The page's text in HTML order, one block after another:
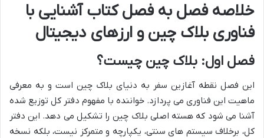
خلاصه فصل به فصل کتاب آشنایی با
فناوری بلاک چین و ارزهای دیجیتال
فصل اول: بلاک چین چیست؟
این فصل نقطه آغازین سفر به دنیای بلاک چین است و به معرفی
ماهیت این فناوری می پردازد. خواننده با مفهوم دفتر کل توزیع شده
آشنا می شود که هسته اصلی بلاک چین را تشکیل می دهد. این دفتر
کل، برخلاف سیستم های سنتی، یکپارچه و متمرکز نیست، بلکه نسخه